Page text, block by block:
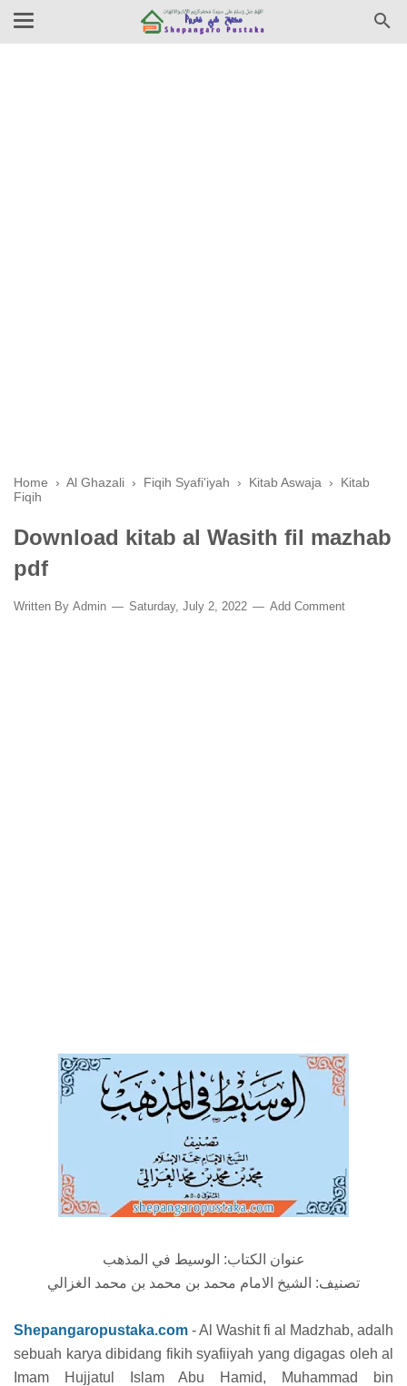
Home › Al Ghazali › Fiqih Syafi'iyah › Kitab Aswaja › Kitab
Fiqih
Download kitab al Wasith fil mazhab
pdf
Written By Admin Saturday, July 2, 2022 Add Comment
عنوان الكتاب: الوسيط في المذهب
تصنيف: الشيخ الامام محمد بن محمد بن محمد الغزالي
Shepangaropustaka.com - Al Washit fi al Madzhab, adalh
sebuah karya dibidang fikih syafiiyah yang digagas oleh al
Imam Hujjatul Islam Abu Hamid, Muhammad bin